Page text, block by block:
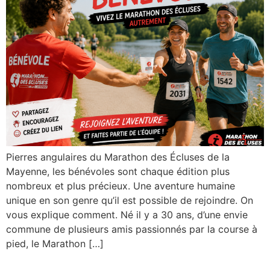
Pierres angulaires du Marathon des Écluses de la
Mayenne, les bénévoles sont chaque édition plus
nombreux et plus précieux. Une aventure humaine
unique en son genre qu’il est possible de rejoindre. On
vous explique comment. Né il y a 30 ans, d’une envie
commune de plusieurs amis passionnés par la course à
pied, le Marathon […]